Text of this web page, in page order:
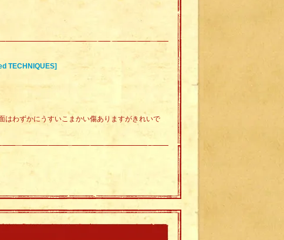
TECHNIQUES]
はわずかにうすいこまかい傷ありますがきれいで